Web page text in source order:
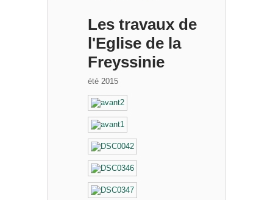
Les travaux de
l'Eglise de la
Freyssinie
été 2015